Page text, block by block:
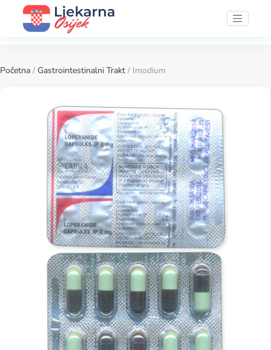
Početna / Gastrointestinalni Trakt / Imodium